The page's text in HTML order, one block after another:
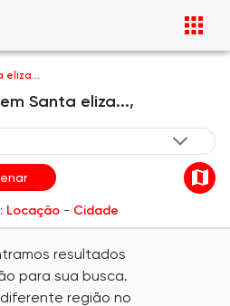
eliza...
em Santa eliza...,
Locação - Cidade
resultados
para sua busca.
região no